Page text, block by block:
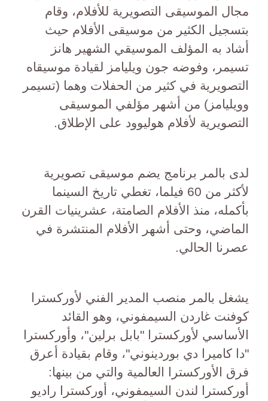
مجال الموسيقى التصويرية للأفلام، وقام
بتسجيل الكثير من موسيقى الأفلام حيث
أشاد به المؤلف الموسيقي الشهير هانز
تسيمر، وفوضه جون ويليامز لقيادة موسيقاه
التصويرية في كثير من الحفلات وهما (تسيمر
وويليامز) من أشهر مؤلفي الموسيقى
التصويرية لأفلام هوليوود على الإطلاق.
لدى بالمر برنامج يضم موسيقى تصويرية
لأكثر من 60 فيلما، تغطي تاريخ السينما
بأكمله، منذ الأفلام الصامتة، عشرينيات القرن
الماضي، وحتى أشهر الأفلام المنتشرة في
عصرنا الحالي.
يشغل بالمر منصب المدير الفني لأوركسترا
كوفنت غاردن السيمفوني، وهو القائد
الأساسي لأوركسترا "بابل برلين"، وأوركسترا
"دا كاميرا دي بوردينوني"، وقام بقيادة أعرق
فرق الأوركسترا العالمية والتي من بينها:
أوركسترا لندن السيمفوني، أوركسترا راديو